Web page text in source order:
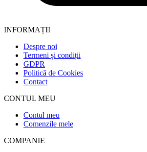
INFORMAȚII
Despre noi
Termeni și condiții
GDPR
Politică de Cookies
Contact
CONTUL MEU
Contul meu
Comenzile mele
COMPANIE